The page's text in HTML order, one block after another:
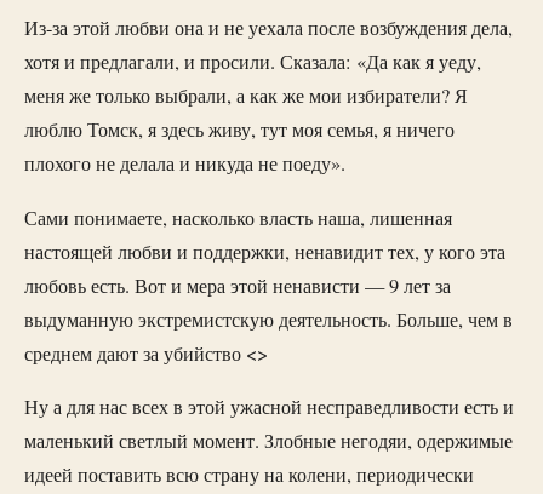
Из-за этой любви она и не уехала после возбуждения дела,
хотя и предлагали, и просили. Сказала: «Да как я уеду,
меня же только выбрали, а как же мои избиратели? Я
люблю Томск, я здесь живу, тут моя семья, я ничего
плохого не делала и никуда не поеду».
Сами понимаете, насколько власть наша, лишенная
настоящей любви и поддержки, ненавидит тех, у кого эта
любовь есть. Вот и мера этой ненависти — 9 лет за
выдуманную экстремистскую деятельность. Больше, чем в
среднем дают за убийство <>
Ну а для нас всех в этой ужасной несправедливости есть и
маленький светлый момент. Злобные негодяи, одержимые
идеей поставить всю страну на колени, периодически